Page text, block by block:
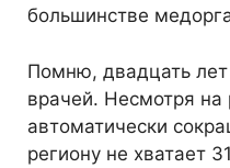
большинстве
Помню, двадцать
врачей. Несмотря
автоматически
региону не хватает